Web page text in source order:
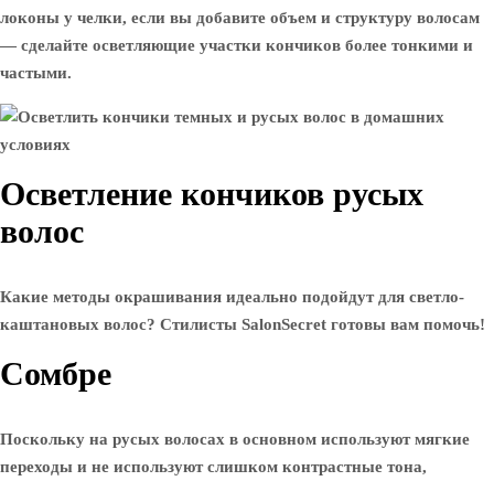
локоны у челки, если вы добавите объем и структуру волосам
— сделайте осветляющие участки кончиков более тонкими и
частыми.
Осветление кончиков русых
волос
Какие методы окрашивания идеально подойдут для светло-
каштановых волос? Стилисты SalonSecret готовы вам помочь!
Сомбре
Поскольку на русых волосах в основном используют мягкие
переходы и не используют слишком контрастные тона,